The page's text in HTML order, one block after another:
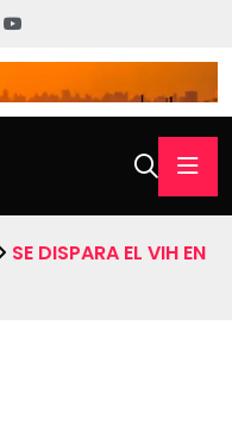
SE DISPARA EL VIH EN